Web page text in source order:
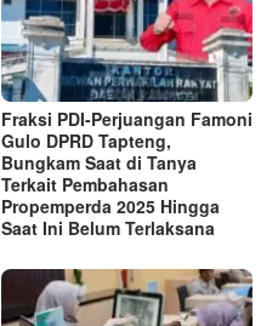
Fraksi PDI-Perjuangan Famoni
Gulo DPRD Tapteng,
Bungkam Saat di Tanya
Terkait Pembahasan
Propemperda 2025 Hingga
Saat Ini Belum Terlaksana